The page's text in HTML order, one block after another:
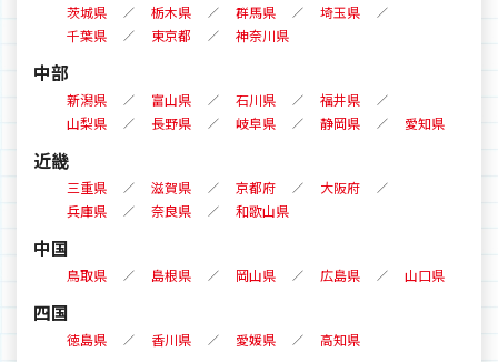
茨城県 栃木県 群馬県
埼玉県
千葉県
東京都 神奈川県
中部
新潟県 富山県 石川県
福井県
山梨県
長野県 岐阜県 静岡県 愛知県
近畿
三重県 滋賀県 京都府
大阪府
兵庫県
奈良県 和歌山県
中国
鳥取県 島根県 岡山県 広島県 山口県
四国
徳島県 香川県 愛媛県 高知県